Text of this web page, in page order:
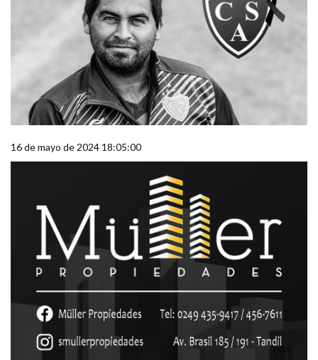
16 de mayo de 2024 18:05:00